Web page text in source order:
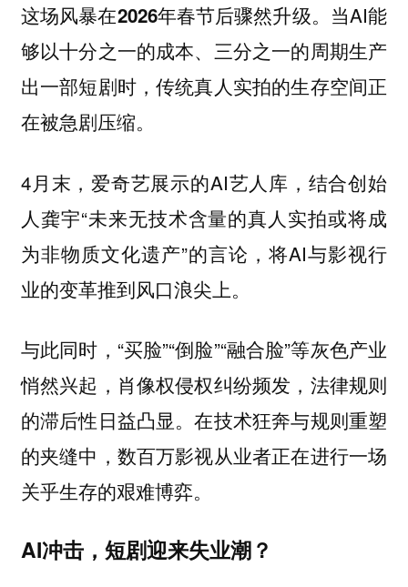
这场风暴在2026年春节后骤然升级。 当AI能
够以十分之一的成本、三分之一的周期生产
出一部短剧时，传统真人实拍的生存空间正
在被急剧压缩。
4月末，爱奇艺展示的AI艺人库，结合创始
人龚宇“未来无技术含量的真人实拍或将成
为非物质文化遗产”的言论，将AI与影视行
业的变革推到风口浪尖上。
与此同时，“买脸”“倒脸”“融合脸”等灰色产业
悄然兴起，肖像权侵权纠纷频发，法律规则
的滞后性日益凸显。在技术狂奔与规则重塑
的夹缝中，数百万影视从业者正在进行一场
关乎生存的艰难博弈。
AI冲击，短剧迎来失业潮？